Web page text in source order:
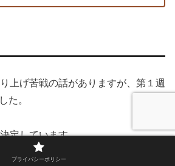
上げ苦戦の話がありますが、第１週
た。
定しています。
プライバシーポリシー